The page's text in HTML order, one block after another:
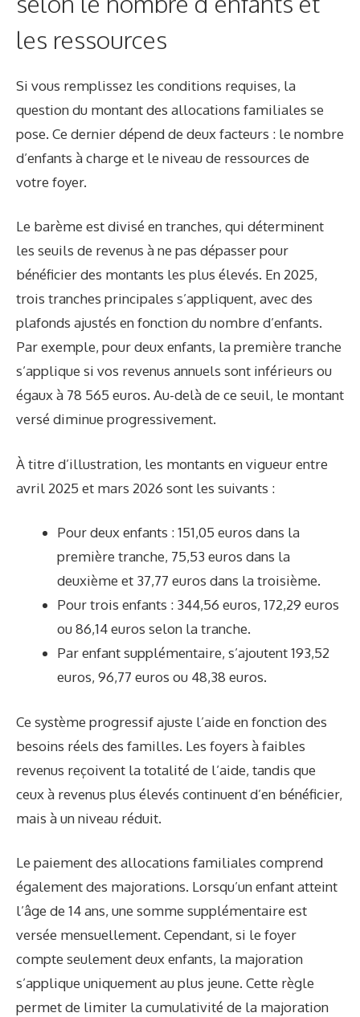
les ressources
Si vous remplissez les conditions requises, la
question du montant des allocations familiales se
pose. Ce dernier dépend de deux facteurs : le nombre
d’enfants à charge et le niveau de ressources de
votre foyer.
Le barème est divisé en tranches, qui déterminent
les seuils de revenus à ne pas dépasser pour
bénéficier des montants les plus élevés. En 2025,
trois tranches principales s’appliquent, avec des
plafonds ajustés en fonction du nombre d’enfants.
Par exemple, pour deux enfants, la première tranche
s’applique si vos revenus annuels sont inférieurs ou
égaux à 78 565 euros. Au-delà de ce seuil, le montant
versé diminue progressivement.
À titre d’illustration, les montants en vigueur entre
avril 2025 et mars 2026 sont les suivants :
Pour deux enfants : 151,05 euros dans la
première tranche, 75,53 euros dans la
deuxième et 37,77 euros dans la troisième.
Pour trois enfants : 344,56 euros, 172,29 euros
ou 86,14 euros selon la tranche.
Par enfant supplémentaire, s’ajoutent 193,52
euros, 96,77 euros ou 48,38 euros.
Ce système progressif ajuste l’aide en fonction des
besoins réels des familles. Les foyers à faibles
revenus reçoivent la totalité de l’aide, tandis que
ceux à revenus plus élevés continuent d’en bénéficier,
mais à un niveau réduit.
Le paiement des allocations familiales comprend
également des majorations. Lorsqu’un enfant atteint
l’âge de 14 ans, une somme supplémentaire est
versée mensuellement. Cependant, si le foyer
compte seulement deux enfants, la majoration
s’applique uniquement au plus jeune. Cette règle
permet de limiter la cumulativité de la majoration